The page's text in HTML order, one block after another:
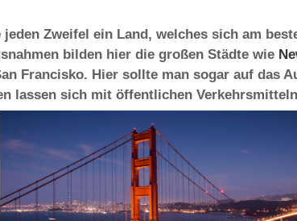
jeden Zweifel ein Land, welches sich am
bilden hier die großen Städte wie
Francisko. Hier sollte man sogar auf das
lassen sich mit öffentlichen